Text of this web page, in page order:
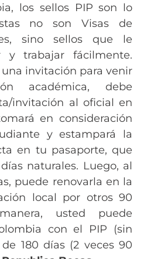
los sellos PIP son lo
no son Visas de
sino sellos que le
y trabajar fácilmente.
invitación para venir
académica, debe
invitación al oficial en
en consideración
y estampará la
en tu pasaporte, que
naturales. Luego, al
puede renovarla en la
local por otros 90
usted puede
con el PIP (sin
180 días (2 veces 90